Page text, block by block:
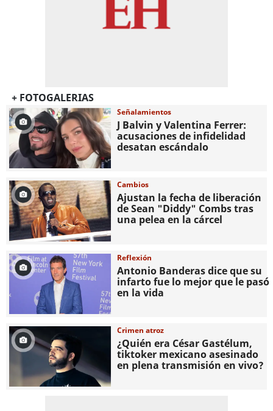
+ FOTOGALERIAS
Señalamientos
J Balvin y Valentina Ferrer:
acusaciones de infidelidad
desatan escándalo
Cambios
Ajustan la fecha de liberación
de Sean "Diddy" Combs tras
una pelea en la cárcel
Reflexión
Antonio Banderas dice que su
infarto fue lo mejor que le pasó
en la vida
Crimen atroz
¿Quién era César Gastélum,
tiktoker mexicano asesinado
en plena transmisión en vivo?